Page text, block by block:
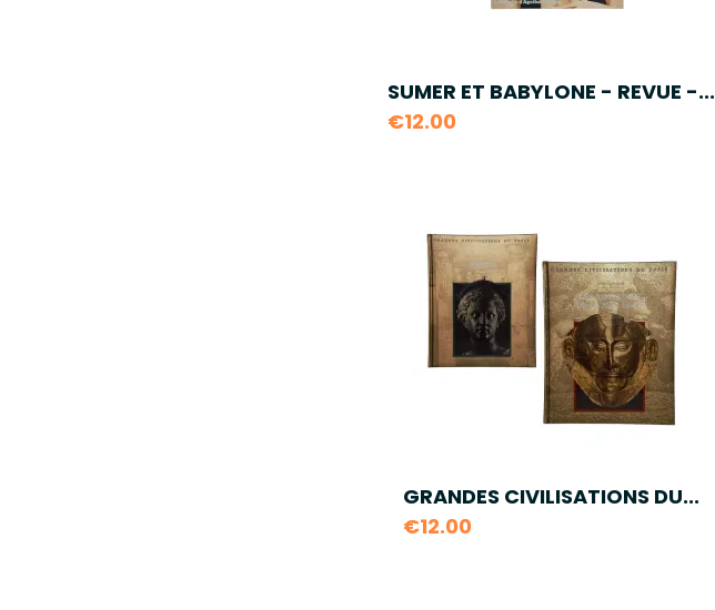
SUMER ET BABYLONE - REVUE -...
€12.00
GRANDES CIVILISATIONS DU...
€12.00